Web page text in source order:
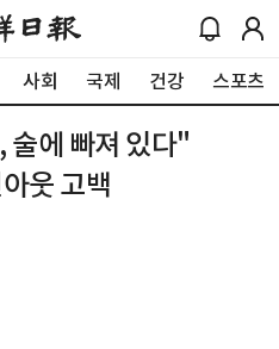
사회 국제 건강 스포츠
술에 빠져 있다"
웃 고백